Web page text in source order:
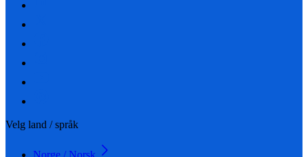
Velg land / språk
Norge / Norsk